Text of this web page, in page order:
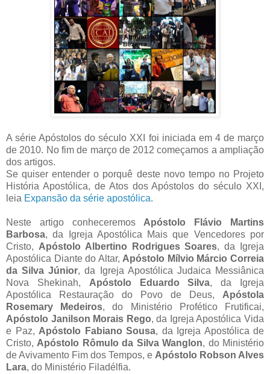
A série Apóstolos do século XXI foi iniciada em 4 de março
de 2010. No fim de março de 2012 começamos a ampliação
dos artigos.
Se quiser entender o porquê deste novo tempo no Projeto
História Apostólica, de Atos dos Apóstolos do século XXI,
leia Expansão da série apostólica.
Neste artigo conheceremos Apóstolo Flávio Martins
Barbosa, da Igreja Apostólica Mais que Vencedores por
Cristo, Apóstolo Albertino Rodrigues Soares, da Igreja
Apostólica Diante do Altar, Apóstolo Mílvio Márcio Correia
da Silva Júnior, da Igreja Apostólica Judaica Messiânica
Nova Shekinah, Apóstolo Eduardo Silva, da Igreja
Apostólica Restauração do Povo de Deus, Apóstola
Rosemary Medeiros, do Ministério Profético Frutificai,
Apóstolo Janilson Morais Rego, da Igreja Apostólica Vida
e Paz, Apóstolo Fabiano Sousa, da Igreja Apostólica de
Cristo, Apóstolo Rômulo da Silva Wanglon, do Ministério
de Avivamento Fim dos Tempos, e Apóstolo Robson Alves
Lara, do Ministério Filadélfia.